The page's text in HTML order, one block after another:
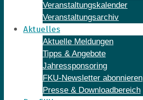
Veranstaltungskalender
Veranstaltungsarchiv
Aktuelles
Aktuelle Meldungen
Tipps & Angebote
Jahressponsoring
FKU-Newsletter abonnieren
Presse & Downloadbereich